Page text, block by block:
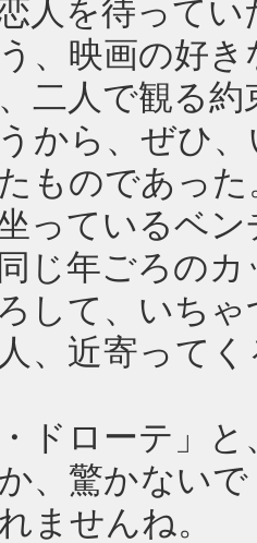
人を待ってい
、映画の好き
二人で観る
から、ぜひ
ものであった
っているベン
じ年ごろのカ
して、いち
、近寄って
・ドローテ」
か、驚かない
ませんね。